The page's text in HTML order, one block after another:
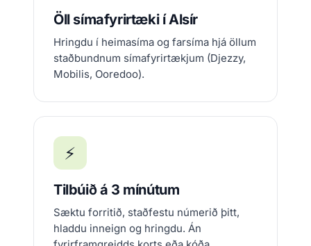
Öll símafyrirtæki í Alsír
Hringdu í heimasíma og farsíma hjá öllum
staðbundnum símafyrirtækjum (Djezzy,
Mobilis, Ooredoo).
⚡
Tilbúið á 3 mínútum
Sæktu forritið, staðfestu númerið þitt,
hladdu inneign og hringdu. Án